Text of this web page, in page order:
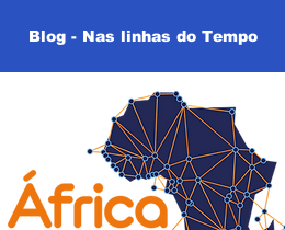
Blog - Nas linhas do Tempo